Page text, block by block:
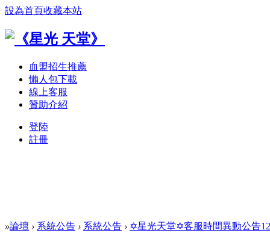
設為首頁收藏本站
血盟招生推薦
懶人包下載
線上客服
贊助介紹
登陸
註冊
»論壇 › 系統公告 › 系統公告 › ✡星光天堂✡客服時間異動公告